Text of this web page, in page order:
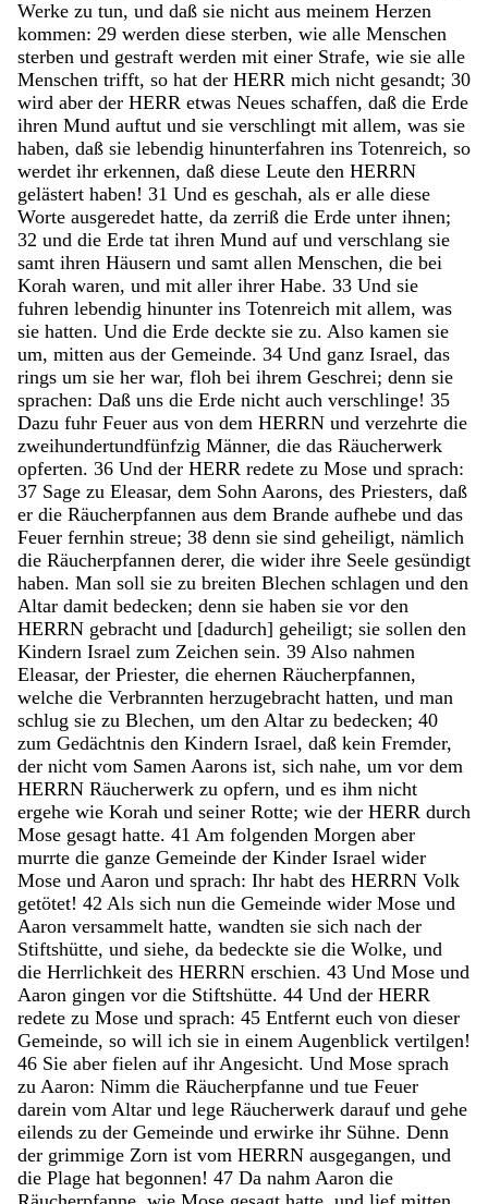
Werke zu tun, und daß sie nicht aus meinem Herzen
kommen: 29 werden diese sterben, wie alle Menschen
sterben und gestraft werden mit einer Strafe, wie sie alle
Menschen trifft, so hat der HERR mich nicht gesandt; 30
wird aber der HERR etwas Neues schaffen, daß die Erde
ihren Mund auftut und sie verschlingt mit allem, was sie
haben, daß sie lebendig hinunterfahren ins Totenreich, so
werdet ihr erkennen, daß diese Leute den HERRN
gelästert haben! 31 Und es geschah, als er alle diese
Worte ausgeredet hatte, da zerriß die Erde unter ihnen;
32 und die Erde tat ihren Mund auf und verschlang sie
samt ihren Häusern und samt allen Menschen, die bei
Korah waren, und mit aller ihrer Habe. 33 Und sie
fuhren lebendig hinunter ins Totenreich mit allem, was
sie hatten. Und die Erde deckte sie zu. Also kamen sie
um, mitten aus der Gemeinde. 34 Und ganz Israel, das
rings um sie her war, floh bei ihrem Geschrei; denn sie
sprachen: Daß uns die Erde nicht auch verschlinge! 35
Dazu fuhr Feuer aus von dem HERRN und verzehrte die
zweihundertundfünfzig Männer, die das Räucherwerk
opferten. 36 Und der HERR redete zu Mose und sprach:
37 Sage zu Eleasar, dem Sohn Aarons, des Priesters, daß
er die Räucherpfannen aus dem Brande aufhebe und das
Feuer fernhin streue; 38 denn sie sind geheiligt, nämlich
die Räucherpfannen derer, die wider ihre Seele gesündigt
haben. Man soll sie zu breiten Blechen schlagen und den
Altar damit bedecken; denn sie haben sie vor den
HERRN gebracht und [dadurch] geheiligt; sie sollen den
Kindern Israel zum Zeichen sein. 39 Also nahmen
Eleasar, der Priester, die ehernen Räucherpfannen,
welche die Verbrannten herzugebracht hatten, und man
schlug sie zu Blechen, um den Altar zu bedecken; 40
zum Gedächtnis den Kindern Israel, daß kein Fremder,
der nicht vom Samen Aarons ist, sich nahe, um vor dem
HERRN Räucherwerk zu opfern, und es ihm nicht
ergehe wie Korah und seiner Rotte; wie der HERR durch
Mose gesagt hatte. 41 Am folgenden Morgen aber
murrte die ganze Gemeinde der Kinder Israel wider
Mose und Aaron und sprach: Ihr habt des HERRN Volk
getötet! 42 Als sich nun die Gemeinde wider Mose und
Aaron versammelt hatte, wandten sie sich nach der
Stiftshütte, und siehe, da bedeckte sie die Wolke, und
die Herrlichkeit des HERRN erschien. 43 Und Mose und
Aaron gingen vor die Stiftshütte. 44 Und der HERR
redete zu Mose und sprach: 45 Entfernt euch von dieser
Gemeinde, so will ich sie in einem Augenblick vertilgen!
46 Sie aber fielen auf ihr Angesicht. Und Mose sprach
zu Aaron: Nimm die Räucherpfanne und tue Feuer
darein vom Altar und lege Räucherwerk darauf und gehe
eilends zu der Gemeinde und erwirke ihr Sühne. Denn
der grimmige Zorn ist vom HERRN ausgegangen, und
die Plage hat begonnen! 47 Da nahm Aaron die